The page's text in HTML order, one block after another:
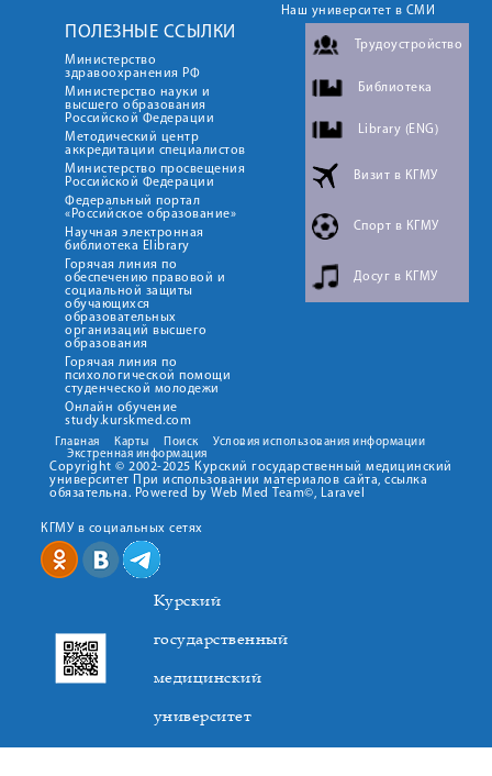
Наш университет в СМИ
ПОЛЕЗНЫЕ ССЫЛКИ
Министерство
здравоохранения РФ
Министерство науки и
высшего образования
Российской Федерации
Методический центр
аккредитации специалистов
Министерство просвещения
Российской Федерации
Федеральный портал
«Российское образование»
Научная электронная
библиотека Elibrary
Горячая линия по
обеспечению правовой и
социальной защиты
обучающихся
образовательных
организаций высшего
образования
Горячая линия по
психологической помощи
студенческой молодежи
Онлайн обучение
study.kurskmed.com
Трудоустройство
Библиотека
Library (ENG)
Визит в КГМУ
Спорт в КГМУ
Досуг в КГМУ
Главная Карты Поиск
Условия использования информации
Экстренная информация
Copyright © 2002-2025 Курский государственный медицинский
университет При использовании материалов сайта, ссылка
обязательна. Powered by Web Med Team©, Laravel
КГМУ в социальных сетях
Курский
государственный
медицинский
университет